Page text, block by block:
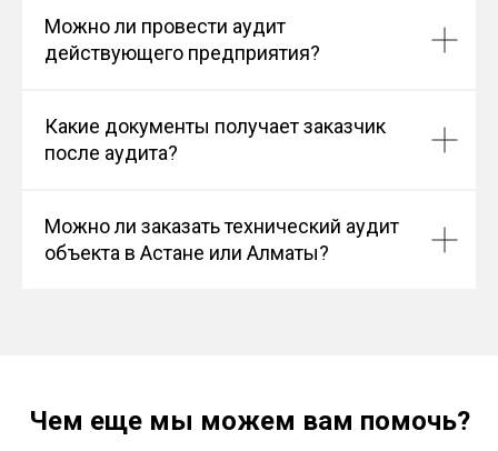
Можно ли провести аудит
действующего предприятия?
Какие документы получает заказчик
после аудита?
Можно ли заказать технический аудит
объекта в Астане или Алматы?
Чем еще мы можем вам помочь?